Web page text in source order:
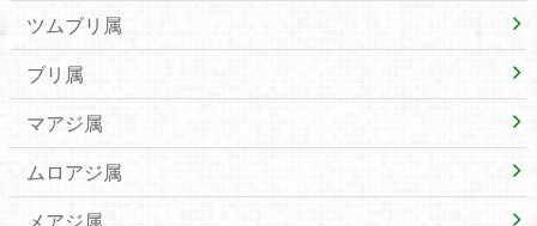
ツムブリ属
ブリ属
マアジ属
ムロアジ属
メアジ属